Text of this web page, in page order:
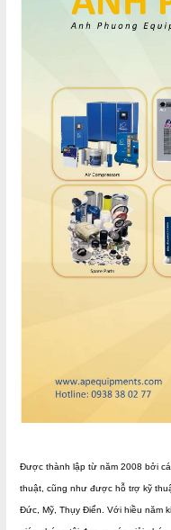
Được thành lập từ năm 2008 bởi
thuật, cũng như được hỗ trợ kỹ
Đức, Mỹ, Thụy Điển. Với hiều năm